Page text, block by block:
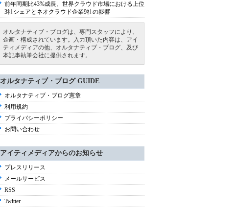
前年同期比43%成長、世界クラウド市場における上位
3社シェアとネオクラウド企業9社の影響
オルタナティブ・ブログは、専門スタッフにより、
企画・構成されています。入力頂いた内容は、アイ
ティメディアの他、オルタナティブ・ブログ、及び
本記事執筆会社に提供されます。
オルタナティブ・ブログ GUIDE
オルタナティブ・ブログ憲章
利用規約
プライバシーポリシー
お問い合わせ
アイティメディアからのお知らせ
プレスリリース
メールサービス
RSS
Twitter